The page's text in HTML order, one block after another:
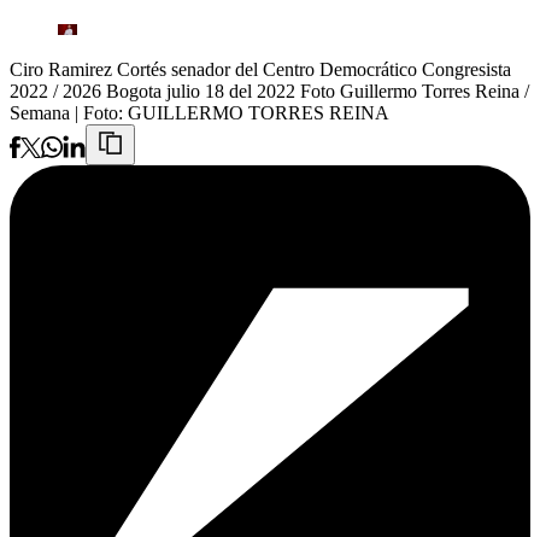
Ciro Ramirez Cortés senador del Centro Democrático Congresista
2022 / 2026 Bogota julio 18 del 2022 Foto Guillermo Torres Reina /
Semana | Foto: GUILLERMO TORRES REINA